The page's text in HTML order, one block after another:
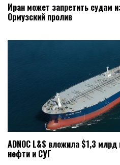
Иран может запретить судам
Ормузский пролив
ADNOC L&S вложила $1,3
нефти и СУГ